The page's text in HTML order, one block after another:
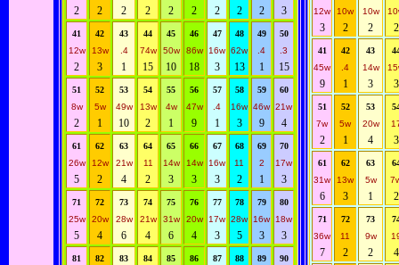
2 2 2 2 2 2 2 2 2 3
41
12w
2
42
13w
3
43
.4
1
44
74w
15
45
50w
10
46
86w
18
47
16w
3
48
62w
13
49
.4
1
50
.3
15
51
8w
2
52
5w
1
53
49w
10
54
13w
2
55
4w
1
56
47w
9
57
.4
1
58
16w
3
59
46w
9
60
21w
4
61
26w
5
62
12w
2
63
21w
4
64
11
2
65
14w
3
66
14w
3
67
16w
3
68
11
2
69
2
1
70
17w
3
71
25w
5
72
20w
4
73
28w
6
74
21w
4
75
31w
6
76
20w
4
77
17w
3
78
28w
5
79
16w
3
80
18w
3
81
82
83
84
85
86
87
88
89
90
12w
3
10w
2
10w
2 2
41
45w
9
42
.4
1
43
14w
3 3
51
7w
2
52
5w
1
53
20w
4 3
61
31w
6
62
13w
3
63
5w
1 2
71
36w
7
72
11
2
73
9w
2 4